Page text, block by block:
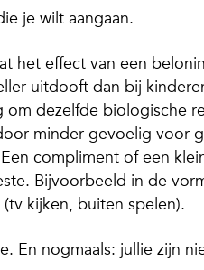
je wilt aangaan.
het effect van een
uitdooft dan bij
dezelfde biologische
minder gevoelig voor
compliment of een
Bijvoorbeeld in de
kijken, buiten spelen).
En nogmaals: jullie zijn